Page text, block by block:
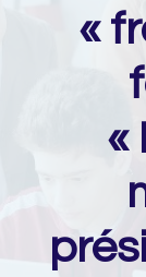
«
«